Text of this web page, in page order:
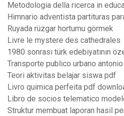
Metodologia della ricerca in
Himnario adventista partituras
Ruyada rüzgar hortumu görmek
Livre le mystere des cathedrales
1980 sonrası türk edebiyatının
Transporte publico urbano
Teori aktivitas belajar siswa pdf
Livro quimica perfeita pdf
Libro de socios telematico
Struktur membuat laporan hasil